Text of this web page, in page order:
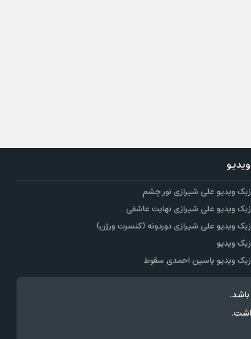
ویدیو علی شیرازی نور چشم
ویدیو علی شیرازی نهایت عاشقی
ویدیو علی شیرازی دوردونه (کنسرت ورژن)
ویدیو
ویدیو یاسین احمدی سقوط